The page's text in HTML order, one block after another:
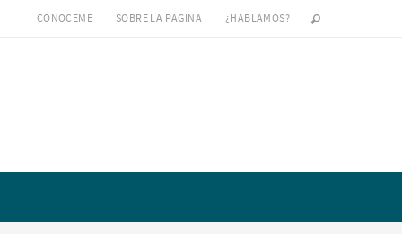
CONÓCEME SOBRE LA PÁGINA ¿HABLAMOS?